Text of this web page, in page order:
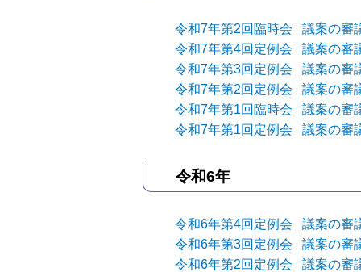
令和7年第2回臨時会 議案の審
令和7年第4回定例会 議案の審
令和7年第3回定例会 議案の審
令和7年第2回定例会 議案の審
令和7年第1回臨時会 議案の審
令和7年第1回定例会 議案の審
令和6年
令和6年第4回定例会 議案の審
令和6年第3回定例会 議案の審
令和6年第2回定例会 議案の審